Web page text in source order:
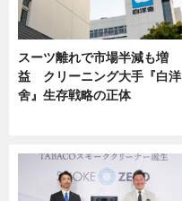
スーツ離れで市場半減も増
益 クリーニング大手『白洋
舍』生存戦略の正体